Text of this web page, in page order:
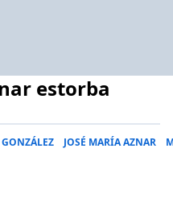
estorba
JOSÉ MARÍA AZNAR